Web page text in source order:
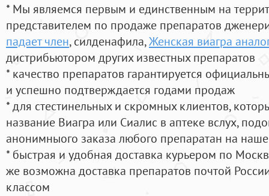
* Мы являемся первым и единственным на
представителем по продаже препаратов
падает член, силденафила,Женская виагра
дистрибьютором других известных препаратов
* качество препаратов гарантируется
и успешно подтверждается годами продаж
* для стестинельных и скромных клиентов,
название Виагра или Сиалис в аптеке вслух,
анонимныого заказа любого препаратан на
* быстрая и удобная доставка курьером по
же возможна доставка препаратов почтой
классом